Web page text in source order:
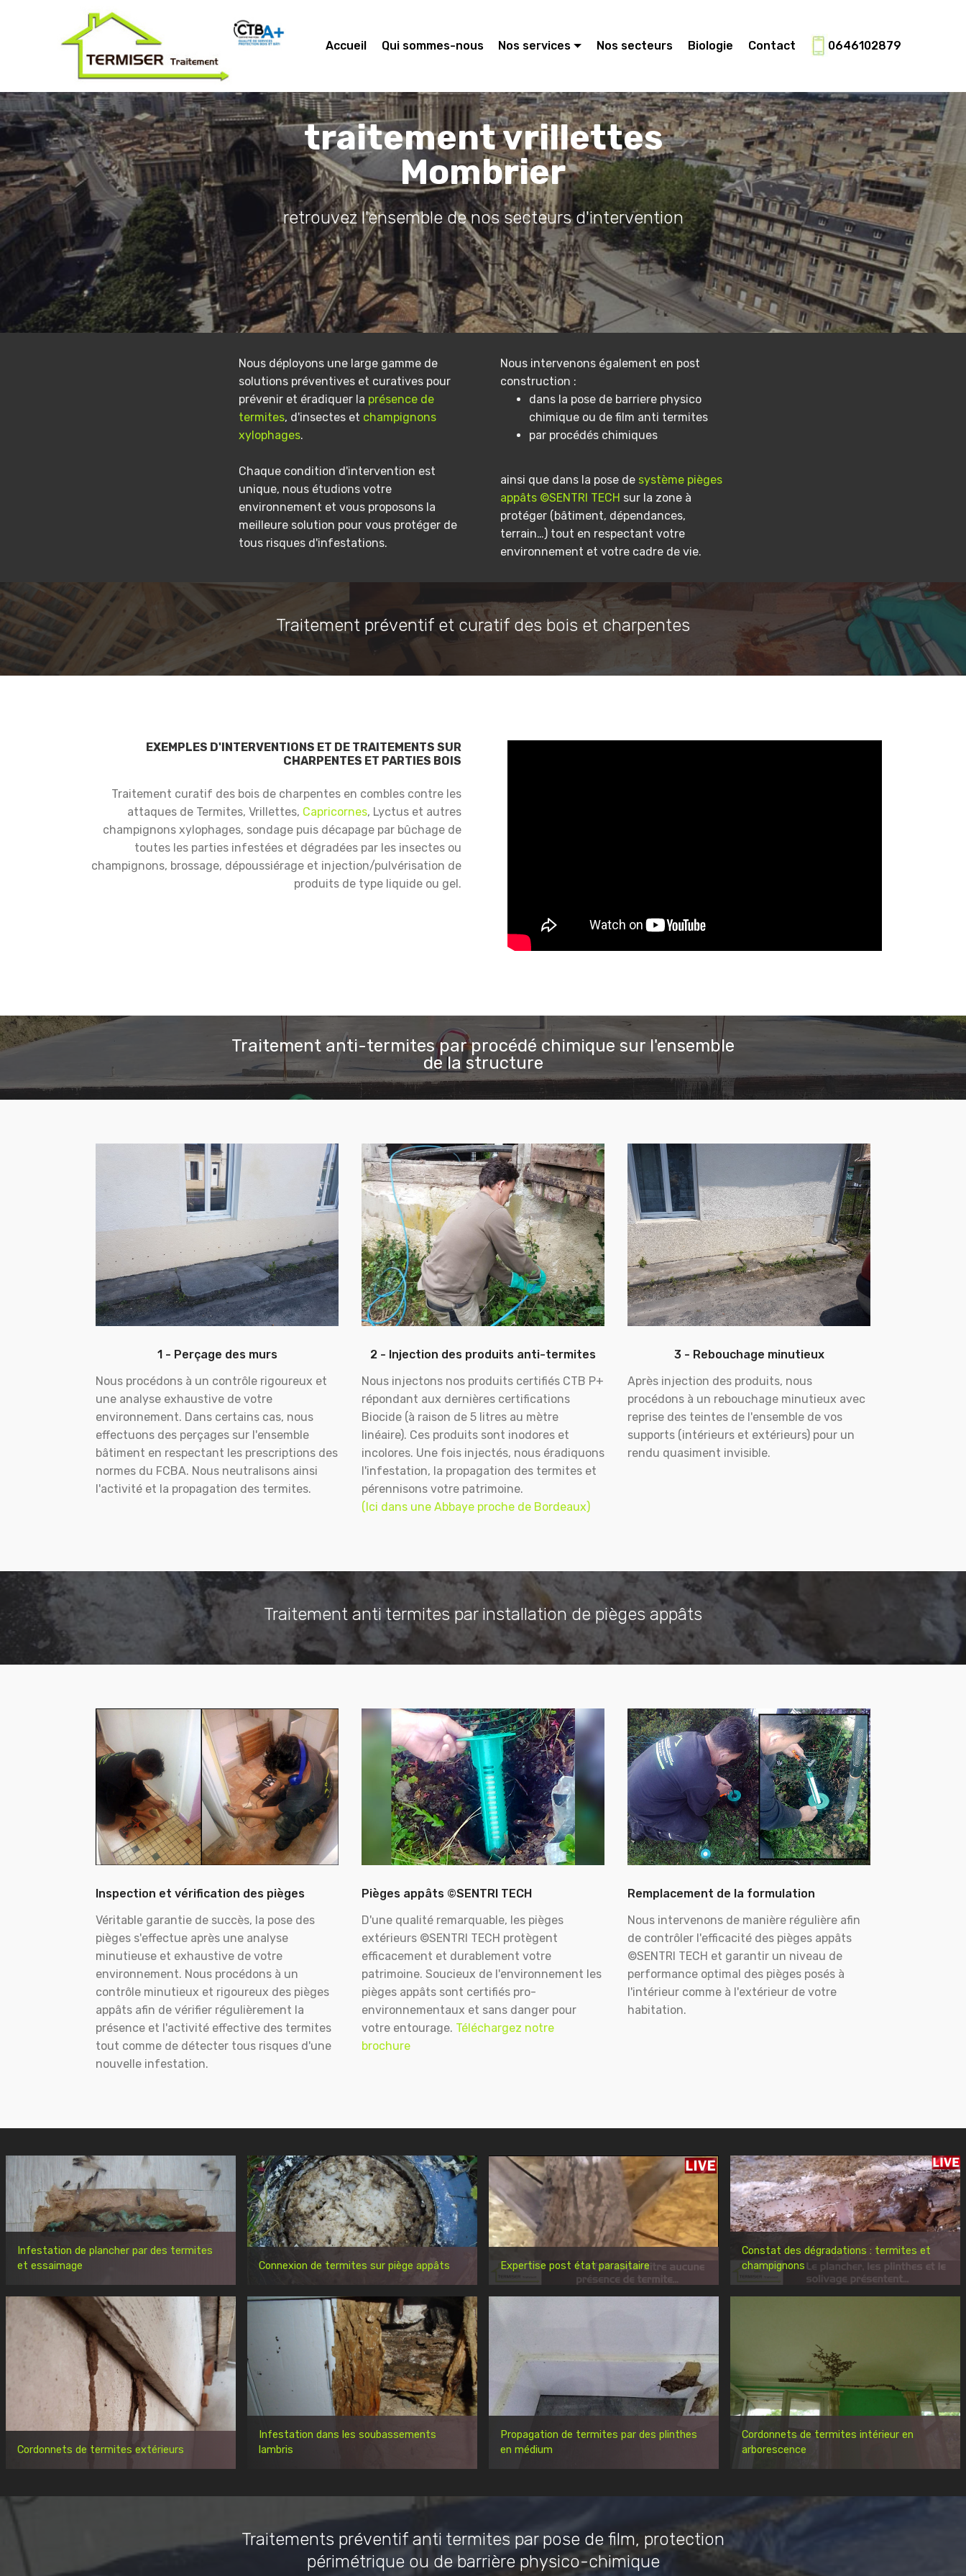
Accueil Qui sommes-nous Nos services Nos secteurs Biologie Contact 0646102879
traitement vrillettes
Mombrier
retrouvez l'ensemble de nos secteurs d'intervention
Nous déployons une large gamme de
solutions préventives et curatives pour
prévenir et éradiquer la présence de
termites, d'insectes et champignons
xylophages.
Chaque condition d'intervention est
unique, nous étudions votre
environnement et vous proposons la
meilleure solution pour vous protéger de
tous risques d'infestations.
Nous intervenons également en post
construction :
dans la pose de barriere physico
chimique ou de film anti termites
par procédés chimiques
ainsi que dans la pose de système pièges
appâts ©SENTRI TECH sur la zone à
protéger (bâtiment, dépendances,
terrain…) tout en respectant votre
environnement et votre cadre de vie.
Traitement préventif et curatif des bois et charpentes
EXEMPLES D'INTERVENTIONS ET DE TRAITEMENTS SUR
CHARPENTES ET PARTIES BOIS
Traitement curatif des bois de charpentes en combles contre les
attaques de Termites, Vrillettes, Capricornes, Lyctus et autres
champignons xylophages, sondage puis décapage par bûchage de
toutes les parties infestées et dégradées par les insectes ou
champignons, brossage, dépoussiérage et injection/pulvérisation de
produits de type liquide ou gel.
Traitement anti-termites par procédé chimique sur l'ensemble
de la structure
1 - Perçage des murs
Nous procédons à un contrôle rigoureux et
une analyse exhaustive de votre
environnement. Dans certains cas, nous
effectuons des perçages sur l'ensemble
bâtiment en respectant les prescriptions des
normes du FCBA. Nous neutralisons ainsi
l'activité et la propagation des termites.
2 - Injection des produits anti-termites
Nous injectons nos produits certifiés CTB P+
répondant aux dernières certifications
Biocide (à raison de 5 litres au mètre
linéaire). Ces produits sont inodores et
incolores. Une fois injectés, nous éradiquons
l'infestation, la propagation des termites et
pérennisons votre patrimoine.
(Ici dans une Abbaye proche de Bordeaux)
3 - Rebouchage minutieux
Après injection des produits, nous
procédons à un rebouchage minutieux avec
reprise des teintes de l'ensemble de vos
supports (intérieurs et extérieurs) pour un
rendu quasiment invisible.
Traitement anti termites par installation de pièges appâts
Inspection et vérification des pièges
Véritable garantie de succès, la pose des
pièges s'effectue après une analyse
minutieuse et exhaustive de votre
environnement. Nous procédons à un
contrôle minutieux et rigoureux des pièges
appâts afin de vérifier régulièrement la
présence et l'activité effective des termites
tout comme de détecter tous risques d'une
nouvelle infestation.
Pièges appâts ©SENTRI TECH
D'une qualité remarquable, les pièges
extérieurs ©SENTRI TECH protègent
efficacement et durablement votre
patrimoine. Soucieux de l'environnement les
pièges appâts sont certifiés pro-
environnementaux et sans danger pour
votre entourage. Téléchargez notre
brochure
Remplacement de la formulation
Nous intervenons de manière régulière afin
de contrôler l'efficacité des pièges appâts
©SENTRI TECH et garantir un niveau de
performance optimal des pièges posés à
l'intérieur comme à l'extérieur de votre
habitation.
Infestation de plancher par des termites
et essaimage
Connexion de termites sur piège appâts Expertise post état parasitaire
Constat des dégradations : termites et
champignons
Cordonnets de termites extérieurs
Infestation dans les soubassements
lambris
Propagation de termites par des plinthes
en médium
Cordonnets de termites intérieur en
arborescence
Traitements préventif anti termites par pose de film, protection
périmétrique ou de barrière physico-chimique